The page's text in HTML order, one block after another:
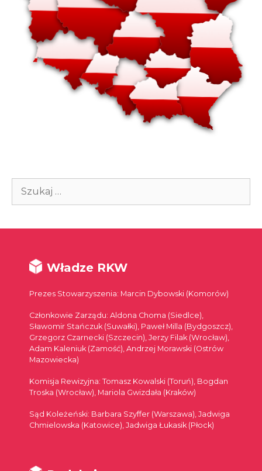
Szukaj:
Władze RKW
Prezes Stowarzyszenia: Marcin Dybowski (Komorów)
Członkowie Zarządu: Aldona Choma (Siedlce),
Sławomir Stańczuk (Suwałki), Paweł Milla (Bydgoszcz),
Grzegorz Czarnecki (Szczecin), Jerzy Filak (Wrocław),
Adam Kaleniuk (Zamość), Andrzej Morawski (Ostrów
Mazowiecka)
Komisja Rewizyjna: Tomasz Kowalski (Toruń), Bogdan
Troska (Wrocław), Mariola Gwizdała (Kraków)
Sąd Koleżeński: Barbara Szyffer (Warszawa), Jadwiga
Chmielowska (Katowice), Jadwiga Łukasik (Płock)